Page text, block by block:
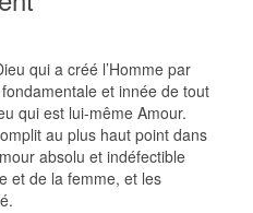
qui a créé l’Homme par
et innée de tout
qui est lui-même Amour.
au plus haut point dans
absolu et indéfectible
et de la femme, et les